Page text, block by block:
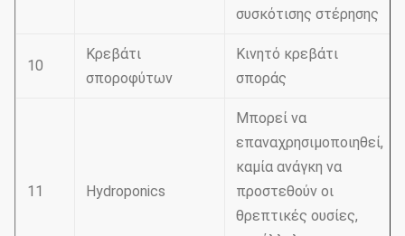
συσκότισης στέρησης
10
Κρεβάτι
σποροφύτων
Κινητό κρεβάτι
σποράς
11 Hydroponics
Μπορεί να
επαναχρησιμοποιηθεί,
καμία ανάγκη να
προστεθούν οι
θρεπτικές ουσίες,